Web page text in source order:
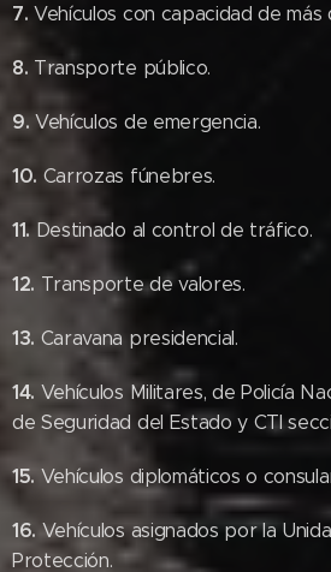
7.Vehículos con capacidad de más
8. Transporte público.
9.Vehículos de emergencia.
10. Carrozas fúnebres.
11. Destinado al control de tráfico.
12. Transporte de valores.
13. Caravana presidencial.
14. Vehículos Militares, de Policía
de Seguridad del Estado y CTI
15. Vehículos diplomáticos o
16.Vehículos asignados por la
Protección.